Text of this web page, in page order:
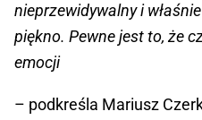
nieprzewidywalny i
piękno. Pewne jest to, że
emocji
– podkreśla Mariusz